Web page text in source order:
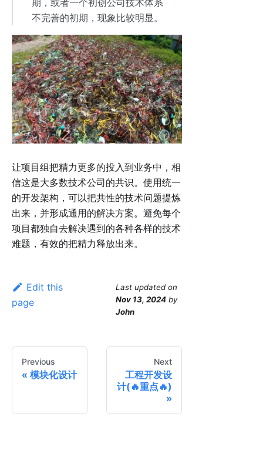
不完善的初期，现象比较明显。
让项目组把精力更多的投入到业务中，相
信这是大多数技术公司的共识。使用统一
的开发架构，可以把共性的技术问题提炼
出来，并形成通用的解决方案。避免每个
项目都独自去解决遇到的各种各样的技术
难题，有效的把精力释放出来。
Edit this
page
Last updated on
Nov 13, 2024 by
John
Previous
模块化设计
Next
工程开发设
计(🔥重点🔥)